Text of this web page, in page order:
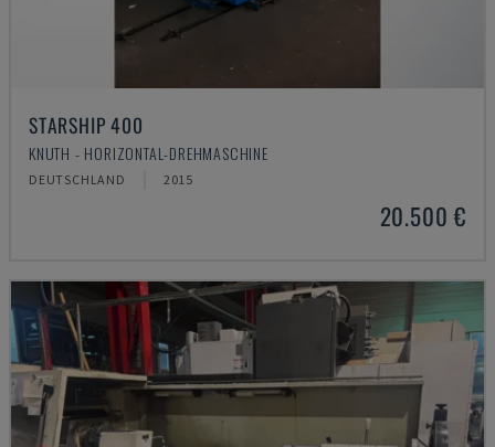
STARSHIP 400
KNUTH - HORIZONTAL-DREHMASCHINE
DEUTSCHLAND 2015
20.500 €